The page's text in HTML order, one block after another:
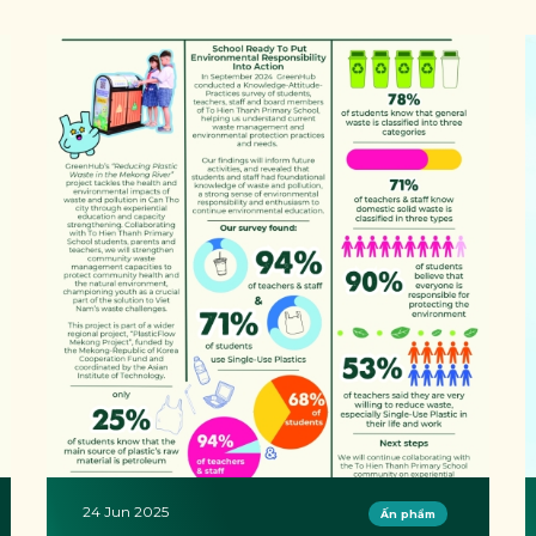
24 Jun 2025 Ấn phẩm